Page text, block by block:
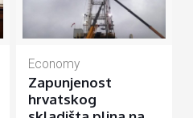
Economy
Zapunjenost
hrvatskog